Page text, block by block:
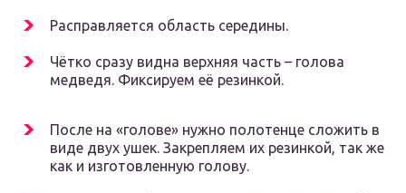
Расправляется область середины.
Чётко сразу видна верхняя часть – голова
медведя. Фиксируем её резинкой.
После на «голове» нужно полотенце сложить в
виде двух ушек. Закрепляем их резинкой, так же
как и изготовленную голову.